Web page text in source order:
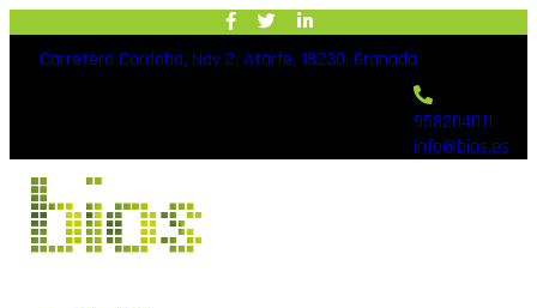
Carretera Cordoba, Nav 2, Atarfe, 18230, Granada
958204011
info@bios.es